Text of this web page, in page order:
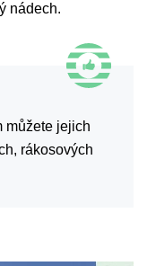
nádech.
můžete jejich
rákosových